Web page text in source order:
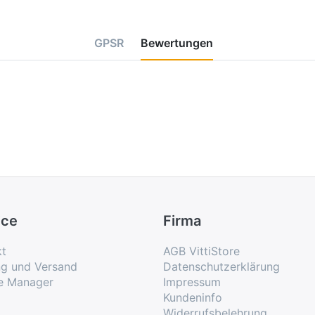
GPSR Bewertungen
und Versand
Manager
Firma
AGB VittiStore
Datenschutzerklärung
Impressum
Kundeninfo